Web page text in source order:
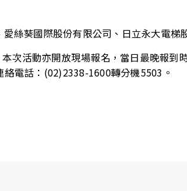
絲葵國際股份有限公司、日立永大電梯
次活動亦開放現場報名，當日最晚報到
電話：(02)2338-1600轉分機5503。